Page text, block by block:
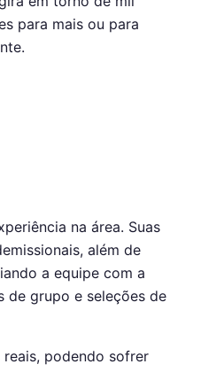
para mais ou para
na área. Suas
além de
a equipe com a
de grupo e seleções de
podendo sofrer